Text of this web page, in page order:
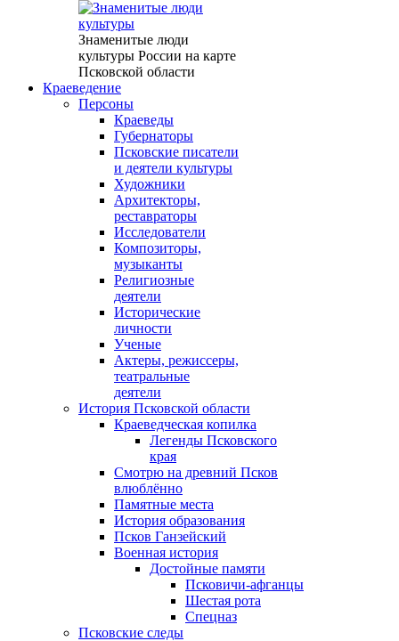
Знаменитые люди
культуры России на карте
Псковской области
Краеведение
Персоны
Краеведы
Губернаторы
Псковские писатели
и деятели культуры
Художники
Архитекторы,
реставраторы
Исследователи
Композиторы,
музыканты
Религиозные
деятели
Исторические
личности
Ученые
Актеры, режиссеры,
театральные
деятели
История Псковской области
Краеведческая копилка
Легенды Псковского
края
Смотрю на древний Псков
влюблённо
Памятные места
История образования
Псков Ганзейский
Военная история
Достойные памяти
Псковичи-афганцы
Шестая рота
Спецназ
Псковские следы